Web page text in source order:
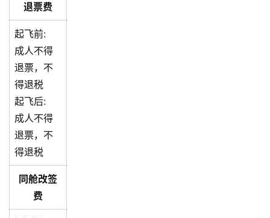
退票费
起飞前:
成人不得
退票，不
得退税
起飞后:
成人不得
退票，不
得退税
同舱改签
费